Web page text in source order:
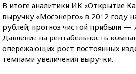
В итоге аналитики ИК «Открытие
выручку «Мосэнерго» в 2012 году
рублей; прогноз чистой прибыли —
Давление на рентабельность
опережающих рост постоянных
темпами увеличения выручки.